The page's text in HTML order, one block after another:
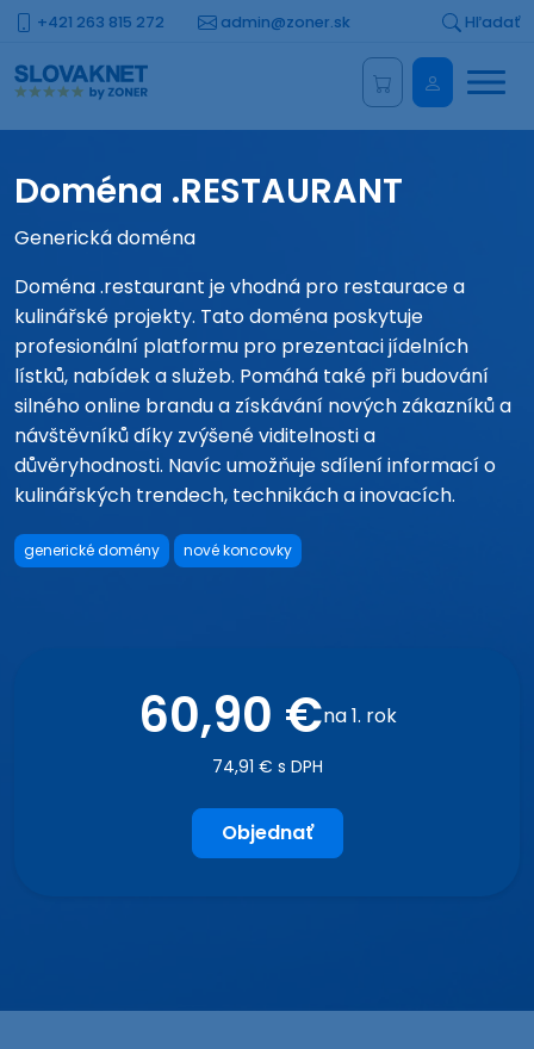
+421 263 815 272 admin@zoner.sk Hľadať
Menu
Doména .RESTAURANT
Generická doména
Doména .restaurant je vhodná pro restaurace a
kulinářské projekty. Tato doména poskytuje
profesionální platformu pro prezentaci jídelních
lístků, nabídek a služeb. Pomáhá také při budování
silného online brandu a získávání nových zákazníků a
návštěvníků díky zvýšené viditelnosti a
důvěryhodnosti. Navíc umožňuje sdílení informací o
kulinářských trendech, technikách a inovacích.
generické domény nové koncovky
60,90 €na 1. rok
74,91 € s DPH
Objednať